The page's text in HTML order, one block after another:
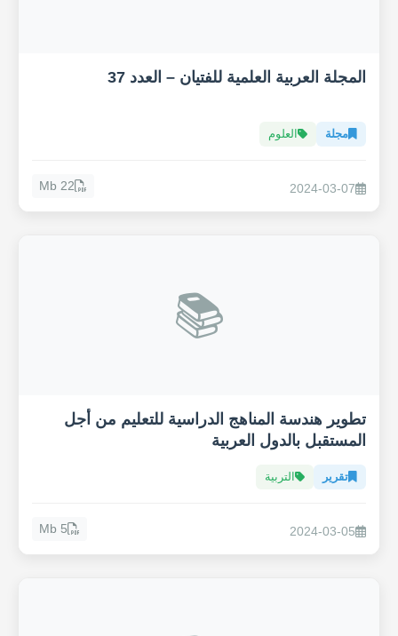
المجلة العربية العلمية للفتيان – العدد 37
مجلة العلوم
2024-03-07
22 Mb
📚
تطوير هندسة المناهج الدراسية للتعليم من أجل
المستقبل بالدول العربية
تقرير التربية
2024-03-05
5 Mb